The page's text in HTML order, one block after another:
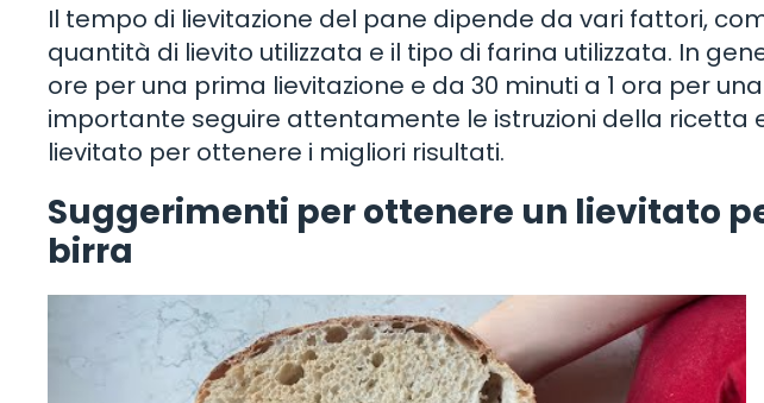
Il tempo di lievitazione del pane dipende da vari fattori,
quantità di lievito utilizzata e il tipo di farina utilizzata. In
ore per una prima lievitazione e da 30 minuti a 1 ora per
importante seguire attentamente le istruzioni della
lievitato per ottenere i migliori risultati.
Suggerimenti per ottenere un lievitato
birra